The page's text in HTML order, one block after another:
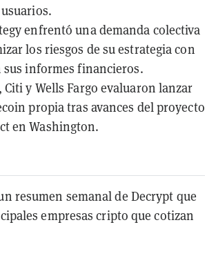
enfrentó una demanda colectiva
los riesgos de su estrategia con
sus informes financieros.
Citi y Wells Fargo evaluaron lanzar
propia tras avances del proyecto
en Washington.
resumen semanal de Decrypt que
empresas cripto que cotizan